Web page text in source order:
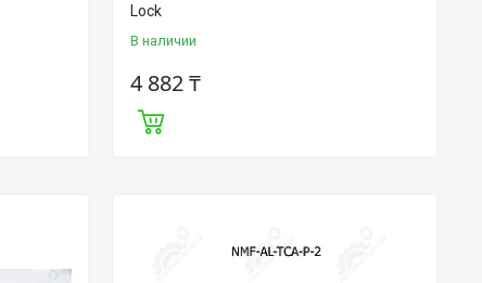
Lock
В наличии
4 882 ₸